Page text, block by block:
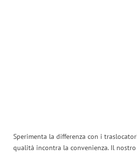
Sperimenta la differenza con i
qualità incontra la convenienza. Il